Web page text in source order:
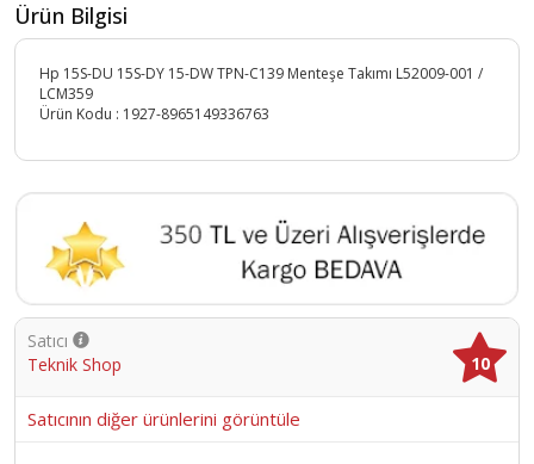
Ürün Bilgisi
Hp 15S-DU 15S-DY 15-DW TPN-C139 Menteşe Takımı L52009-001 /
LCM359
Ürün Kodu : 1927-8965149336763
Satıcı
Teknik Shop
10
Satıcının diğer ürünlerini görüntüle